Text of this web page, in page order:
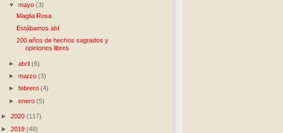
▼mayo(3)
Maglia Rosa
Estábamos ahí
200 años de hechos sagrados y
opiniones libres
►abril(6)
►marzo(3)
►febrero(4)
►enero(5)
► 2020 (117)
► 2019 (48)